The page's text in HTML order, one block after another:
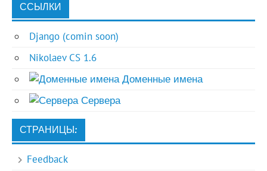
ССЫЛКИ
Django (comin soon)
Nikolaev CS 1.6
Доменные имена
Сервера
СТРАНИЦЫ:
Feedback